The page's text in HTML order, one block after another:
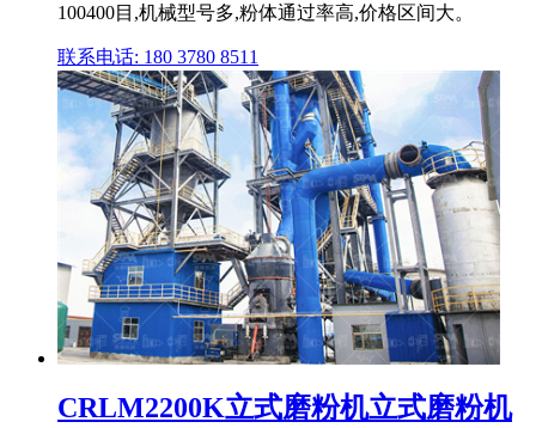
100400目,机械型号多,粉体通过率高,价格区间大。
联系电话: 180 3780 8511
CRLM2200K立式磨粉机立式磨粉机